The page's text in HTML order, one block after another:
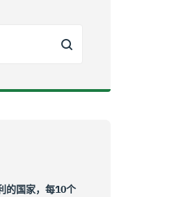
的国家，每10个